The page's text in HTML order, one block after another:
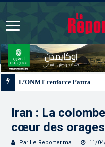
Iran : La
cœur des orages
Par Le Reporter.ma 11/